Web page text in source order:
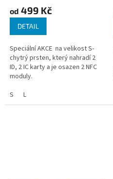
od 499 Kč
DETAIL
Speciální AKCE na velikost S-
chytrý prsten, který nahradí 2
ID, 2 IC karty a je osazen 2 NFC
moduly.
S
L